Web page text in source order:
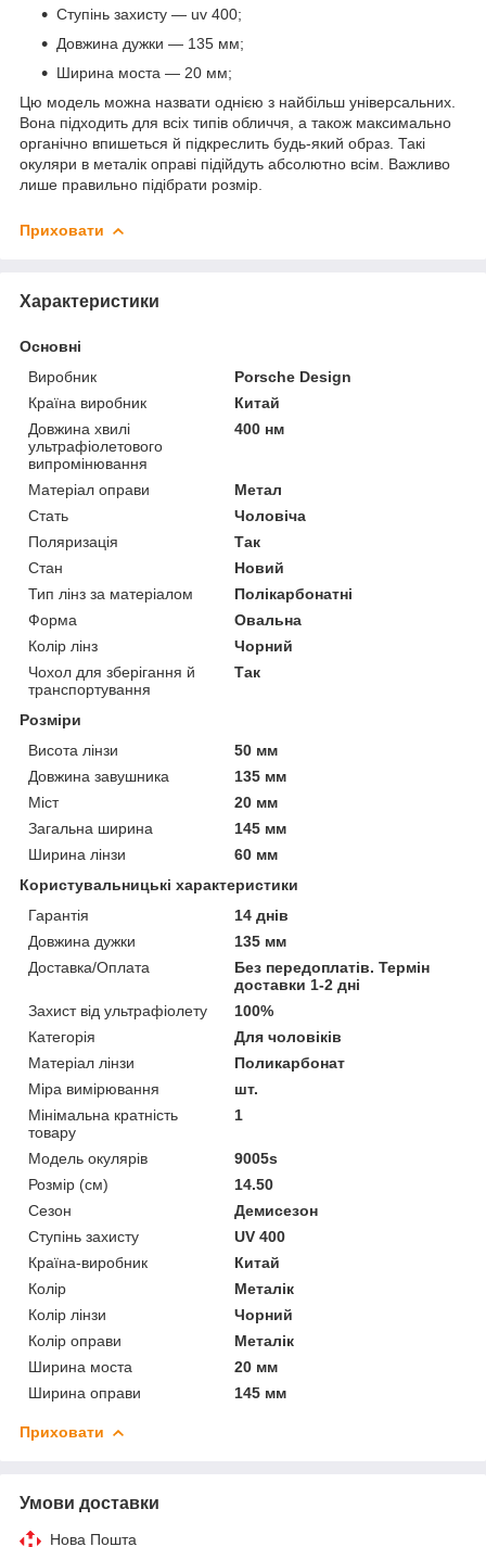
Ступінь захисту — uv 400;
Довжина дужки — 135 мм;
Ширина моста — 20 мм;
Цю модель можна назвати однією з найбільш універсальних.
Вона підходить для всіх типів обличчя, а також максимально
органічно впишеться й підкреслить будь-який образ. Такі
окуляри в металік оправі підійдуть абсолютно всім. Важливо
лише правильно підібрати розмір.
Приховати
Характеристики
Основні
Виробник
Porsche Design
Країна виробник
Китай
Довжина хвилі
ультрафіолетового
випромінювання
400 нм
Матеріал оправи
Метал
Стать
Чоловіча
Поляризація
Так
Стан
Новий
Тип лінз за матеріалом
Полікарбонатні
Форма
Овальна
Колір лінз
Чорний
Чохол для зберігання й
транспортування
Так
Розміри
Висота лінзи
50 мм
Довжина завушника
135 мм
Міст
20 мм
Загальна ширина
145 мм
Ширина лінзи
60 мм
Користувальницькі характеристики
Гарантія
14 днів
Довжина дужки
135 мм
Доставка/Оплата
Без передоплатів. Термін
доставки 1-2 дні
Захист від ультрафіолету
100%
Категорія
Для чоловіків
Матеріал лінзи
Поликарбонат
Міра вимірювання
шт.
Мінімальна кратність
товару
1
Модель окулярів
9005s
Розмір (см)
14.50
Сезон
Демисезон
Ступінь захисту
UV 400
Країна-виробник
Китай
Колір
Металік
Колір лінзи
Чорний
Колір оправи
Металік
Ширина моста
20 мм
Ширина оправи
145 мм
Приховати
Умови доставки
Нова Пошта